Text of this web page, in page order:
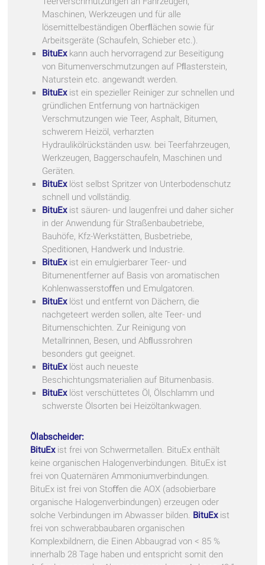
Maschinen, Werkzeugen und für alle
lösemittelbeständigen Oberﬂächen sowie für
Arbeitsgeräte (Schaufeln, Schieber etc.).
BituExkann auch hervorragend zur Beseitigung
von Bitumenverschmutzungen auf Pﬂasterstein,
Naturstein etc. angewandt werden.
BituExist ein spezieller Reiniger zur schnellen und
gründlichen Entfernung von hartnäckigen
Verschmutzungen wie Teer, Asphalt, Bitumen,
schwerem Heizöl, verharzten
Hydraulikölrückständen usw. bei Teerfahrzeugen,
Werkzeugen, Baggerschaufeln, Maschinen und
Geräten.
BituExlöst selbst Spritzer von Unterbodenschutz
schnell und vollständig.
BituExist säuren- und laugenfrei und daher sicher
in der Anwendung für Straßenbaubetriebe,
Bauhöfe, Kfz-Werkstätten, Busbetriebe,
Speditionen, Handwerk und Industrie.
BituExist ein emulgierbarer Teer- und
Bitumenentferner auf Basis von aromatischen
Kohlenwasserstoﬀen und Emulgatoren.
BituExlöst und entfernt von Dächern, die
nachgeteert werden sollen, alte Teer- und
Bitumenschichten. Zur Reinigung von
Metallrinnen, Besen, und Abﬂussrohren
besonders gut geeignet.
BituEx löst auch neueste
Beschichtungsmaterialien auf Bitumenbasis.
BituExlöst verschüttetes Öl, Ölschlamm und
schwerste Ölsorten bei Heizöltankwagen.
Ölabscheider:
BituExist frei von Schwermetallen. BituEx enthält
keine organischen Halogenverbindungen. BituEx ist
frei von Quaternären Ammoniumverbindungen.
BituEx ist frei von Stoﬀen die AOX (adsobierbare
organische Halogenverbindungen) erzeugen oder
solche Verbindungen im Abwasser bilden. BituExist
frei von schwerabbaubaren organischen
Komplexbildnern, die Einen Abbaugrad von < 85 %
innerhalb 28 Tage haben und entspricht somit den